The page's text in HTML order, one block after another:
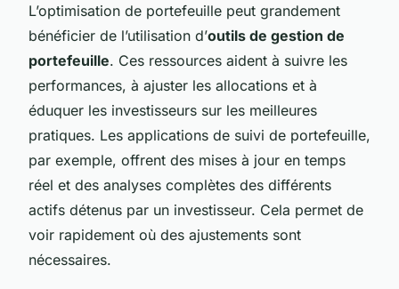
L’optimisation de portefeuille peut grandement
bénéficier de l’utilisation d’outils de gestion de
portefeuille. Ces ressources aident à suivre les
performances, à ajuster les allocations et à
éduquer les investisseurs sur les meilleures
pratiques. Les applications de suivi de portefeuille,
par exemple, offrent des mises à jour en temps
réel et des analyses complètes des différents
actifs détenus par un investisseur. Cela permet de
voir rapidement où des ajustements sont
nécessaires.